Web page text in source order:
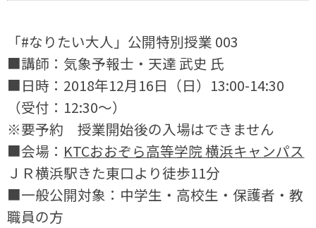
「#なりたい大人」公開特別授業 003
■講師：気象予報士・天達 武史 氏
■日時：2018年12月16日（日）13:00-14:30
（受付：12:30～）
※要予約 授業開始後の入場はできません
■会場： KTCおおぞら高等学院 横浜キャンパス
ＪＲ横浜駅きた東口より徒歩11分
■一般公開対象：中学生・高校生・保護者・教
職員の方